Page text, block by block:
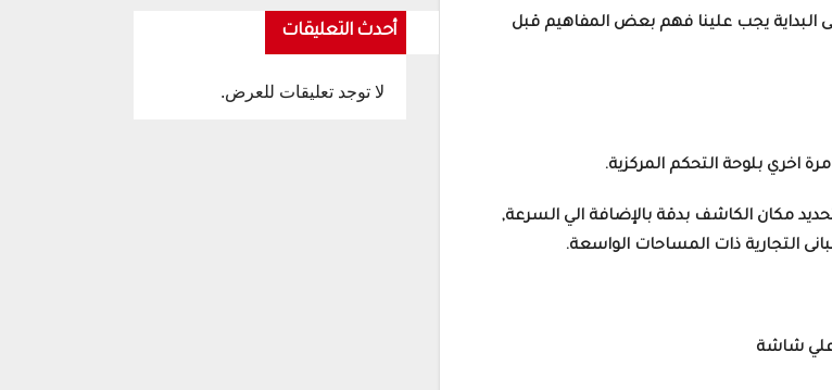
البداية يجب علينا فهم بعض المفاهيم قبل
بلوحة التحكم المركزية.
مكان الكاشف بدقة بالإضافة الي السرعة,
التجارية ذات المساحات الواسعة.
علي شاشة
أحدث التعليقات
لا توجد تعليقات للعرض.